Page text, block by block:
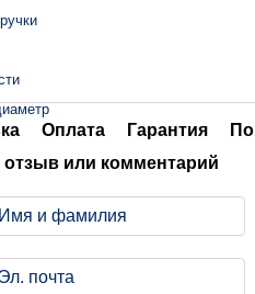
Оплата Гарантия
или комментарий